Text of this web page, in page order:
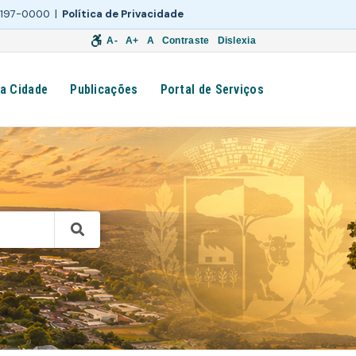
0000 | Política de Privacidade
A- A+ A Contraste Dislexia
Cidade Publicações Portal de Serviços